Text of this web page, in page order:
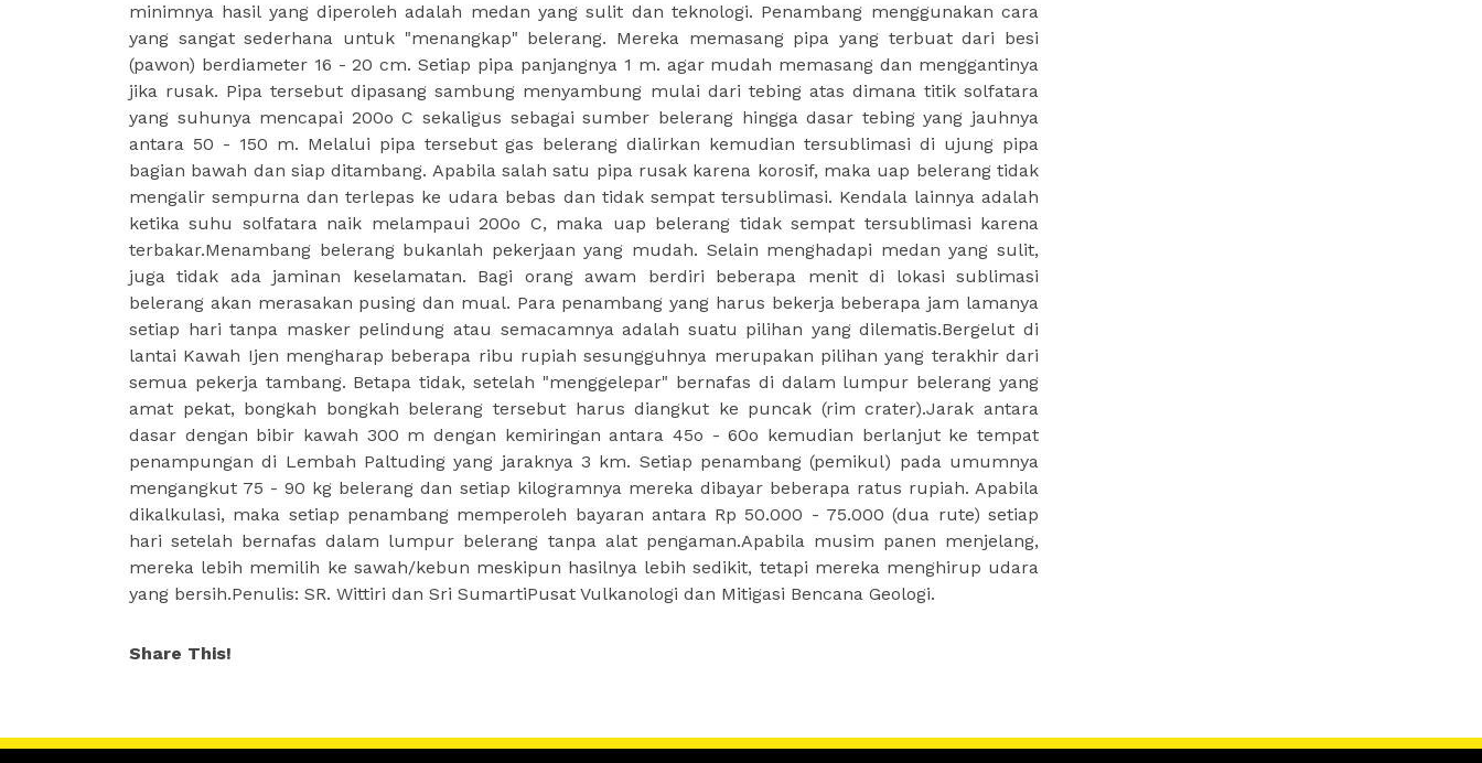
minimnya hasil yang diperoleh adalah medan yang sulit dan teknologi. Penambang menggunakan cara
yang sangat sederhana untuk "menangkap" belerang. Mereka memasang pipa yang terbuat dari besi
(pawon) berdiameter 16 - 20 cm. Setiap pipa panjangnya 1 m. agar mudah memasang dan menggantinya
jika rusak. Pipa tersebut dipasang sambung menyambung mulai dari tebing atas dimana titik solfatara
yang suhunya mencapai 200o C sekaligus sebagai sumber belerang hingga dasar tebing yang jauhnya
antara 50 - 150 m. Melalui pipa tersebut gas belerang dialirkan kemudian tersublimasi di ujung pipa
bagian bawah dan siap ditambang. Apabila salah satu pipa rusak karena korosif, maka uap belerang tidak
mengalir sempurna dan terlepas ke udara bebas dan tidak sempat tersublimasi. Kendala lainnya adalah
ketika suhu solfatara naik melampaui 200o C, maka uap belerang tidak sempat tersublimasi karena
terbakar.Menambang belerang bukanlah pekerjaan yang mudah. Selain menghadapi medan yang sulit,
juga tidak ada jaminan keselamatan. Bagi orang awam berdiri beberapa menit di lokasi sublimasi
belerang akan merasakan pusing dan mual. Para penambang yang harus bekerja beberapa jam lamanya
setiap hari tanpa masker pelindung atau semacamnya adalah suatu pilihan yang dilematis.Bergelut di
lantai Kawah Ijen mengharap beberapa ribu rupiah sesungguhnya merupakan pilihan yang terakhir dari
semua pekerja tambang. Betapa tidak, setelah "menggelepar" bernafas di dalam lumpur belerang yang
amat pekat, bongkah bongkah belerang tersebut harus diangkut ke puncak (rim crater).Jarak antara
dasar dengan bibir kawah 300 m dengan kemiringan antara 45o - 60o kemudian berlanjut ke tempat
penampungan di Lembah Paltuding yang jaraknya 3 km. Setiap penambang (pemikul) pada umumnya
mengangkut 75 - 90 kg belerang dan setiap kilogramnya mereka dibayar beberapa ratus rupiah. Apabila
dikalkulasi, maka setiap penambang memperoleh bayaran antara Rp 50.000 - 75.000 (dua rute) setiap
hari setelah bernafas dalam lumpur belerang tanpa alat pengaman.Apabila musim panen menjelang,
mereka lebih memilih ke sawah/kebun meskipun hasilnya lebih sedikit, tetapi mereka menghirup udara
yang bersih.Penulis: SR. Wittiri dan Sri SumartiPusat Vulkanologi dan Mitigasi Bencana Geologi.
Share This!